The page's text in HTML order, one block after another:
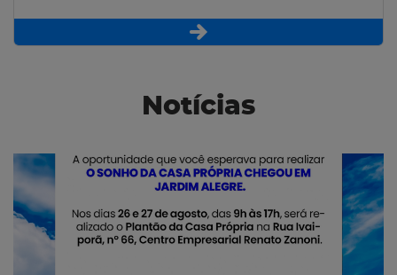
Notícias